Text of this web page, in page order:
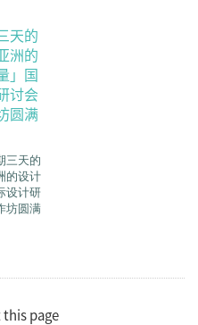
三天的
的设计
设计研
坊圆满
page